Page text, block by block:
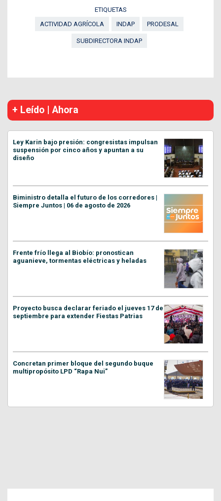
ETIQUETAS
ACTIVIDAD AGRÍCOLA
INDAP PRODESAL
SUBDIRECTORA INDAP
+ Leído | Ahora
Ley Karin bajo presión: congresistas impulsan
suspensión por cinco años y apuntan a su
diseño
Biministro detalla el futuro de los corredores |
Siempre Juntos | 06 de agosto de 2026
Frente frío llega al Biobío: pronostican
aguanieve, tormentas eléctricas y heladas
Proyecto busca declarar feriado el jueves 17 de
septiembre para extender Fiestas Patrias
Concretan primer bloque del segundo buque
multipropósito LPD “Rapa Nui”